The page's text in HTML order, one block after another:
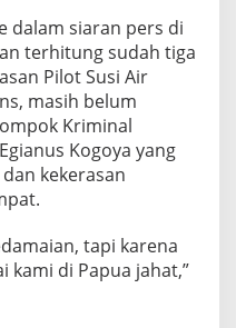
dalam siaran pers di
terhitung sudah tiga
Pilot Susi Air
masih belum
Kriminal
Kogoya yang
kekerasan
tapi karena
kami di Papua jahat,”